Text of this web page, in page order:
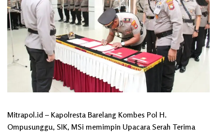
Mitrapol.id – Kapolresta Barelang Kombes Pol H.
Ompusunggu, SIK, MSi memimpin Upacara Serah Terima